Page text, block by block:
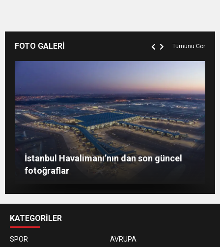
FOTO GALERİ Tümünü Gör
Berlin’de 8 Mart Dünya Kadınlar Günü
gösterisi
İstanbul Havalimanı’nın dan son güncel
fotoğraflar
KATEGORİLER
SPOR AVRUPA